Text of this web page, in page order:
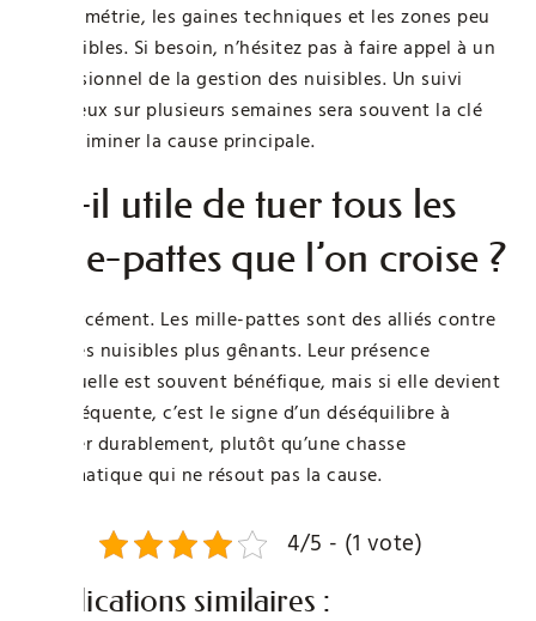
l’hygrométrie, les gaines techniques et les zones peu
accessibles. Si besoin, n’hésitez pas à faire appel à un
professionnel de la gestion des nuisibles. Un suivi
rigoureux sur plusieurs semaines sera souvent la clé
pour éliminer la cause principale.
Est-il utile de tuer tous les
mille-pattes que l’on croise ?
Pas forcément. Les mille-pattes sont des alliés contre
d’autres nuisibles plus gênants. Leur présence
ponctuelle est souvent bénéfique, mais si elle devient
trop fréquente, c’est le signe d’un déséquilibre à
corriger durablement, plutôt qu’une chasse
systématique qui ne résout pas la cause.
4/5 - (1 vote)
Publications similaires :